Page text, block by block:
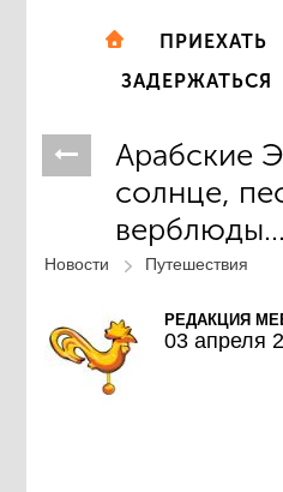
ПРИЕХАТЬ
ЗАДЕРЖАТЬСЯ
Арабские
солнце,
верблюды...
Новости Путешествия
РЕДАКЦИЯ
03 апреля